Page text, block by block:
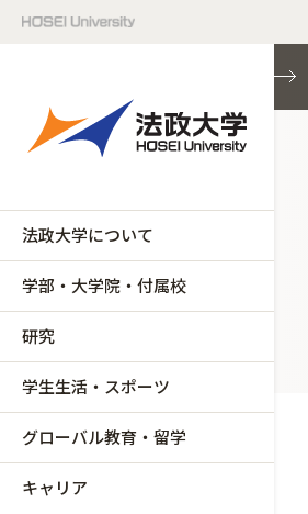
法政大学について
学部・大学院・付属校
研究
学生生活・スポーツ
グローバル教育・留学
キャリア